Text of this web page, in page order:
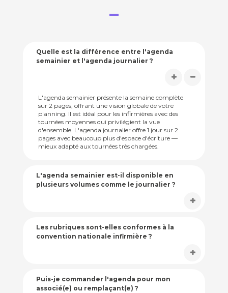
Quelle est la différence entre l'agenda
semainier et l'agenda journalier ?
L'agenda semainier présente la semaine complète
sur 2 pages, offrant une vision globale de votre
planning. Il est idéal pour les infirmières avec des
tournées moyennes qui privilégient la vue
d'ensemble. L'agenda journalier offre 1 jour sur 2
pages avec beaucoup plus d'espace d'écriture —
mieux adapté aux tournées très chargées.
L'agenda semainier est-il disponible en
plusieurs volumes comme le journalier ?
Les rubriques sont-elles conformes à la
convention nationale infirmière ?
Puis-je commander l'agenda pour mon
associé(e) ou remplaçant(e) ?